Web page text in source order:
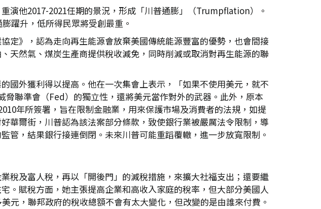
演他2017-2021任期的景況，形成「川普通膨」（Trumpflation）。
躍升，低所得民眾將受創最重。
定》，認為走向再生能源會放棄美國傳統能源豐富的優勢，也會間接
天然氣、煤炭生產商提供稅收減免，同時削減或取消對再生能源的聯
國外獲利得以提高。他在一次集會上表示，「如果不使用美元，就不
聯準會（Fed）的獨立性，還將美元當作對外的武器。此外，原本
年所簽署，旨在限制金融業，用來保護市場及消費者的法規，如提
華爾街，川普認為該法案部分條款，致使銀行業被嚴厲法令限制，導
管，結果銀行接連倒閉。未來川普可能重蹈覆轍，進一步放寬限制。
稅及富人稅，再以「開後門」的減稅措施，來擴大社福支出；還要繼
。賦稅方面，她主張提高企業和高收入家庭的稅率，但大部分美國人
元，聯邦政府的稅收總額不會有太大變化，但改變的是由誰來付費。